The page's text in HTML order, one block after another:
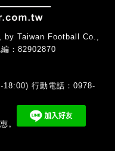
Taiwan Football Co.,
：82902870
行動電話：0978-
。